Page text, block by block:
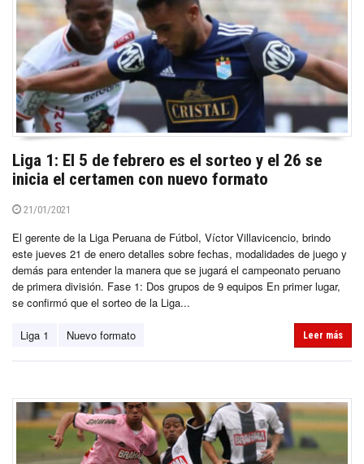
Liga 1: El 5 de febrero es el sorteo y el 26 se
inicia el certamen con nuevo formato
21/01/2021
El gerente de la Liga Peruana de Fútbol, Víctor Villavicencio, brindo
este jueves 21 de enero detalles sobre fechas, modalidades de juego y
demás para entender la manera que se jugará el campeonato peruano
de primera división. Fase 1: Dos grupos de 9 equipos En primer lugar,
se confirmó que el sorteo de la Liga...
Liga 1 Nuevo formato Leer más